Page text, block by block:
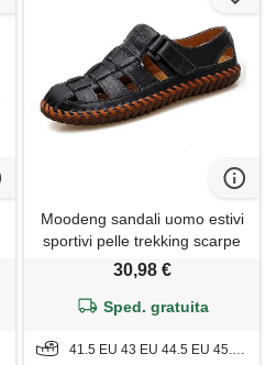
Moodeng sandali uomo estivi
sportivi pelle trekking scarpe
da spiaggia per all'aperto
30,98 €
Sped. gratuita
41.5 EU 43 EU 44.5 EU 45.5 EU